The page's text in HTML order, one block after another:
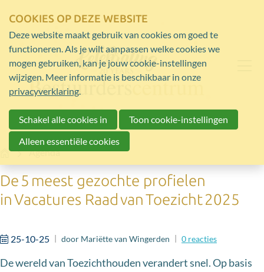
HomeAgenda
De 5 meest gezochte profielen
in Vacatures Raad van Toezicht 2025
25-10-25 door Mariëtte van Wingerden 0 reacties
De wereld van Toezichthouden verandert snel. Op basis
COOKIES OP DEZE WEBSITE
Deze website maakt gebruik van cookies om goed te
functioneren. Als je wilt aanpassen welke cookies we
mogen gebruiken, kan je jouw cookie-instellingen
wijzigen. Meer informatie is beschikbaar in onze
privacyverklaring.
Schakel alle cookies in
Toon cookie-instellingen
Alleen essentiële cookies